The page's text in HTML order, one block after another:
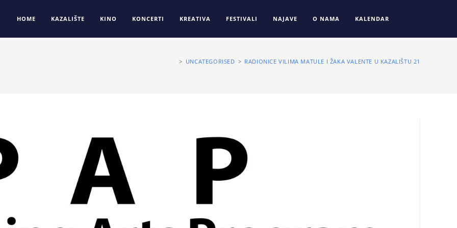
HOME KAZALIŠTE KINO KONCERTI KREATIVA FESTIVALI NAJAVE O NAMA KALENDAR
> UNCATEGORISED > RADIONICE VILIMA MATULE I ŽAKA VALENTE U KAZALIŠTU 21